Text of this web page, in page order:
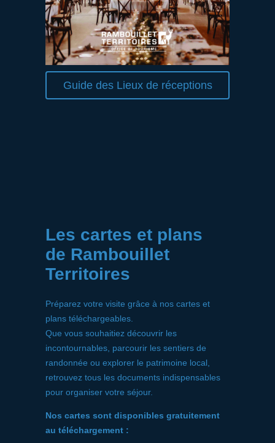
Guide des Lieux de réceptions
Les cartes et plans
de Rambouillet
Territoires
Préparez votre visite grâce à nos cartes et
plans téléchargeables.
Que vous souhaitiez découvrir les
incontournables, parcourir les sentiers de
randonnée ou explorer le patrimoine local,
retrouvez tous les documents indispensables
pour organiser votre séjour.
Nos cartes sont disponibles gratuitement
au téléchargement :